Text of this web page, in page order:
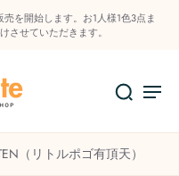
を開始します。お1人様1色3点ま
させていただきます。
（リトルポゴ有頂天）